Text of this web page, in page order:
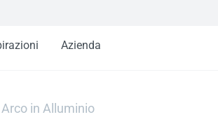
Azienda
in Alluminio